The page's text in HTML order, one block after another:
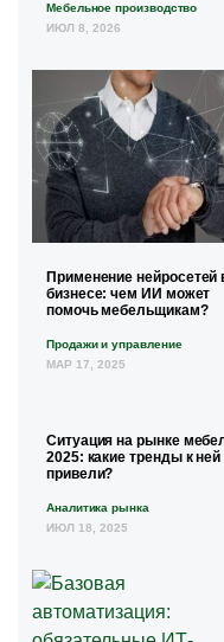
Мебельное производство
ИЮЛ 8, 2026
Применение нейросетей
бизнесе: чем ИИ может
помочь мебельщикам?
Продажи и управление
МАР 17, 2025
Ситуация на рынке
2025: какие тренды к ней
привели?
Аналитика рынка
ИЮЛ 18, 2025